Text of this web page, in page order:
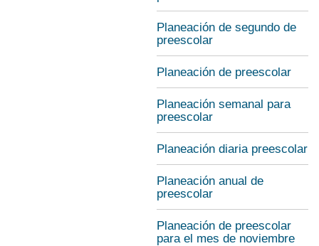
Planeación de segundo de
preescolar
Planeación de preescolar
Planeación semanal para
preescolar
Planeación diaria preescolar
Planeación anual de
preescolar
Planeación de preescolar
para el mes de noviembre